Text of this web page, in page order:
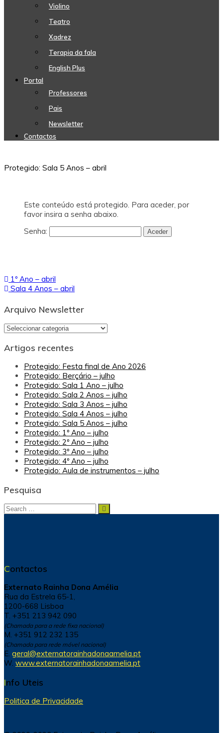
Violino
Teatro
Xadrez
Terapia da fala
English Plus
Portal
Professores
Pais
Newsletter
Contactos
Protegido: Sala 5 Anos – abril
Este conteúdo está protegido. Para aceder, por
favor insira a senha abaixo.
Senha:
Navegação
de
artigos
1º Ano – abril
Sala 4 Anos – abril
Arquivo Newsletter
Arquivo
Artigos recentes
Protegido: Festa final de Ano 2026
Protegido: Berçário – julho
Protegido: Sala 1 Ano – julho
Protegido: Sala 2 Anos – julho
Protegido: Sala 3 Anos – julho
Protegido: Sala 4 Anos – julho
Protegido: Sala 5 Anos – julho
Protegido: 1º Ano – julho
Protegido: 2º Ano – julho
Protegido: 3º Ano – julho
Protegido: 4º Ano – julho
Protegido: Aula de instrumentos – julho
Pesquisa
Search
Search
Contactos
Externato Rainha Dona Amélia
Rua da Estrela 65-1,
1200-668 Lisboa
T. +351 213 942 090
(Chamada para a rede fixa nacional)
M. +351 912 232 135
(Chamada para rede móvel nacional)
E. geral@externatorainhadonaamelia.pt
W. www.externatorainhadonaamelia.pt
Info Uteis
Politica de Privacidade